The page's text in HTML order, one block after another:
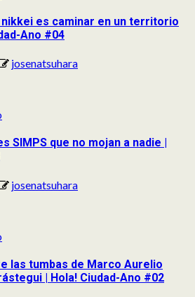
es caminar en un territorio
Ano #04
josenatsuhara
SIMPS que no mojan a nadie |
josenatsuhara
las tumbas de Marco Aurelio
| Hola! Ciudad-Ano #02